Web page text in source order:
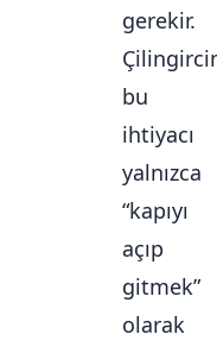
gerekir.
bu
ihtiyacı
yalnızca
“kapıyı
açıp
gitmek”
olarak